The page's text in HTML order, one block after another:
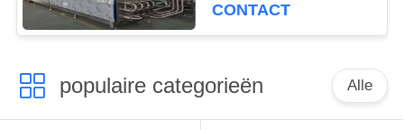
CONTACT
populaire categorieën Alle